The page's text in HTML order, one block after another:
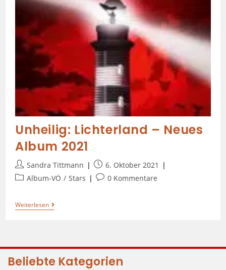
Unheilig: Lichterland – Neues
Album 2021
Sandra Tittmann
6. Oktober 2021
Album-VÖ / Stars 0 Kommentare
Weiterlesen
Beliebte Kategorien